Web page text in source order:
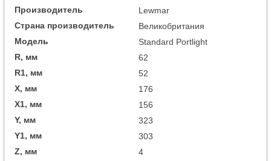
Производитель
Lewmar
Страна производитель
Великобритания
Модель
Standard Portlight
R, мм
62
R1, мм
52
X, мм
176
X1, мм
156
Y, мм
323
Y1, мм
303
Z, мм
4